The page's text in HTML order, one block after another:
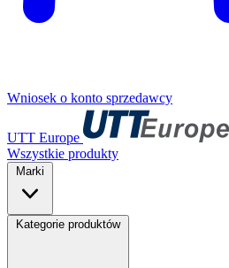
Wniosek o konto sprzedawcy
UTT Europe
Wszystkie produkty
Marki
Kategorie produktów